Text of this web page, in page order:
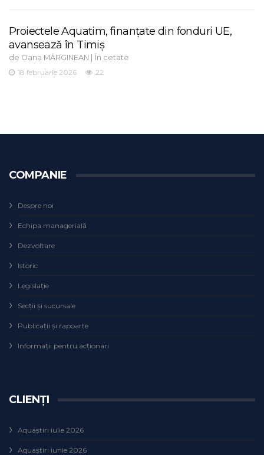
Proiectele Aquatim, finanțate din fonduri UE,
avansează în Timiș
de Oana MĂRGINEAN | În cetate
18 februarie 2026
22
COMPANIE
Despre noi
Echipa managerială
Dezvoltare
Istoric
Legislaţie
Secţii şi sucursale
Publicații și rapoarte
Informații pentru acționari
CLIENȚI
Aquaștiri iulie 2026
Aquaștiri iunie 2026